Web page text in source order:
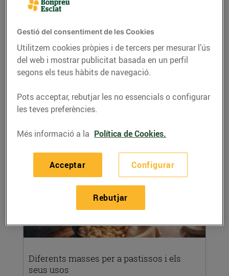
El món de beneficis de les llavors
27/de setembre/2019
Les llavors són un pilar fonamental de la
nostra dieta gràcies a la gran quantitat de
nutrients...
LLEGIR MÉS
Diferents masses per a pastissos i els
seus usos
Gestió del consentiment de les Cookies
Utilitzem cookies pròpies i de tercers per mesurar l’ús
del web i mostrar publicitat basada en un perfil
segons els teus hàbits de navegació.
Pots acceptar, rebutjar les no essencials o configurar
les teves preferències.
Més informació a la Política de Cookies.
Configurar
Rebutjar
Acceptar